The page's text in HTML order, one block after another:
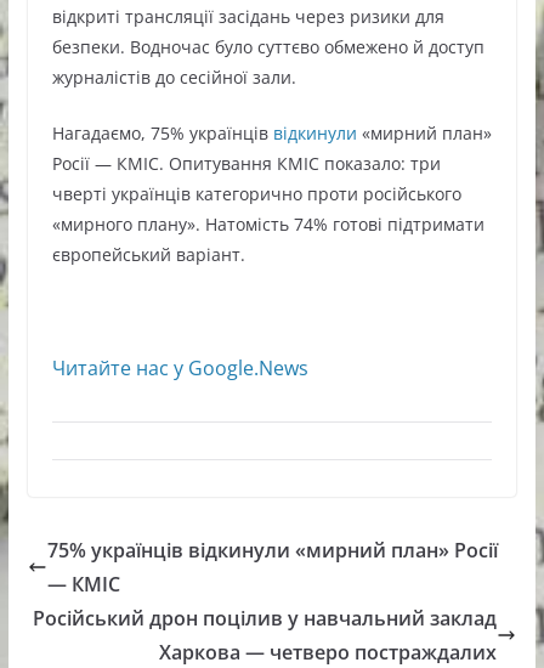
відкриті трансляції засідань через ризики для
безпеки. Водночас було суттєво обмежено й доступ
журналістів до сесійної зали.
Нагадаємо, 75% українців відкинули «мирний план»
Росії — КМІС. Опитування КМІС показало: три
чверті українців категорично проти російського
«мирного плану». Натомість 74% готові підтримати
європейський варіант.
Читайте нас у Google.News
75% українців відкинули «мирний план» Росії
— КМІС
Російський дрон поцілив у навчальний заклад
Харкова — четверо постраждалих